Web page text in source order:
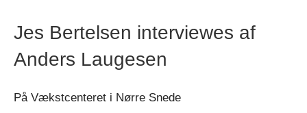
Jes Bertelsen interviewes af
Anders Laugesen
På Vækstcenteret i Nørre Snede